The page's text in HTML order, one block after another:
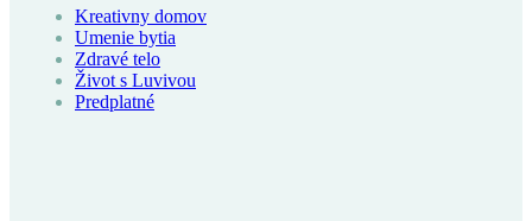
Kreativny domov
Umenie bytia
Zdravé telo
Život s Luvivou
Predplatné